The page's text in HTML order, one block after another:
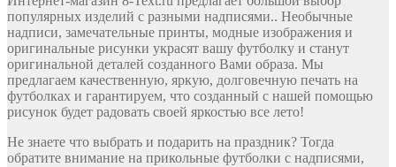
популярных изделий с разными надписями.. Необычные
надписи, замечательные принты, модные изображения и
оригинальные рисунки украсят вашу футболку и станут
оригинальной деталей созданного Вами образа. Мы
предлагаем качественную, яркую, долговечную печать на
футболках и гарантируем, что созданный с нашей помощью
рисунок будет радовать своей яркостью все лето!
Не знаете что выбрать и подарить на праздник? Тогда
обратите внимание на прикольные футболки с надписями,